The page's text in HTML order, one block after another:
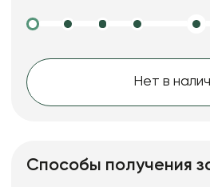
Нет в
Способы получения